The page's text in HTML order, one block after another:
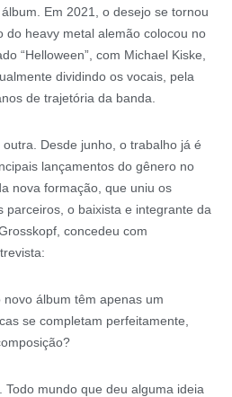
Em 2021, o desejo se tornou
do heavy metal alemão colocou no
“Helloween”, com Michael Kiske,
dividindo os vocais, pela
de trajetória da banda.
Desde junho, o trabalho já é
lançamentos do gênero no
nova formação, que uniu os
parceiros, o baixista e integrante da
concedeu com
álbum têm apenas um
se completam perfeitamente,
mundo que deu alguma ideia